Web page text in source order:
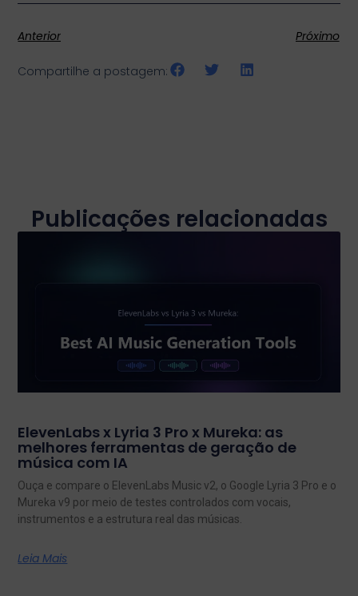
Anterior Próximo
Compartilhe a postagem:
Publicações relacionadas
ElevenLabs x Lyria 3 Pro x Mureka: as
melhores ferramentas de geração de
música com IA
Ouça e compare o ElevenLabs Music v2, o Google Lyria 3 Pro e o
Mureka v9 por meio de testes controlados com vocais,
instrumentos e a estrutura real das músicas.
Leia Mais